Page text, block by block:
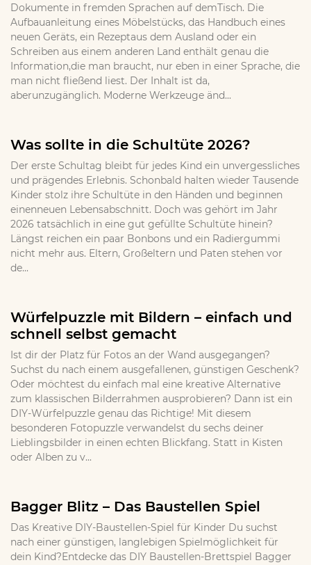
Dokumente in fremden Sprachen auf demTisch. Die
Aufbauanleitung eines Möbelstücks, das Handbuch eines
neuen Geräts, ein Rezeptaus dem Ausland oder ein
Schreiben aus einem anderen Land enthält genau die
Information,die man braucht, nur eben in einer Sprache, die
man nicht fließend liest. Der Inhalt ist da,
aberunzugänglich. Moderne Werkzeuge änd...
Was sollte in die Schultüte 2026?
Der erste Schultag bleibt für jedes Kind ein unvergessliches
und prägendes Erlebnis. Schonbald halten wieder Tausende
Kinder stolz ihre Schultüte in den Händen und beginnen
einenneuen Lebensabschnitt. Doch was gehört im Jahr
2026 tatsächlich in eine gut gefüllte Schultüte hinein?
Längst reichen ein paar Bonbons und ein Radiergummi
nicht mehr aus. Eltern, Großeltern und Paten stehen vor
de...
Würfelpuzzle mit Bildern – einfach und
schnell selbst gemacht
Ist dir der Platz für Fotos an der Wand ausgegangen?
Suchst du nach einem ausgefallenen, günstigen Geschenk?
Oder möchtest du einfach mal eine kreative Alternative
zum klassischen Bilderrahmen ausprobieren? Dann ist ein
DIY-Würfelpuzzle genau das Richtige! Mit diesem
besonderen Fotopuzzle verwandelst du sechs deiner
Lieblingsbilder in einen echten Blickfang. Statt in Kisten
oder Alben zu v...
Bagger Blitz – Das Baustellen Spiel
Das Kreative DIY-Baustellen-Spiel für Kinder Du suchst
nach einer günstigen, langlebigen Spielmöglichkeit für
dein Kind?Entdecke das DIY Baustellen-Brettspiel Bagger